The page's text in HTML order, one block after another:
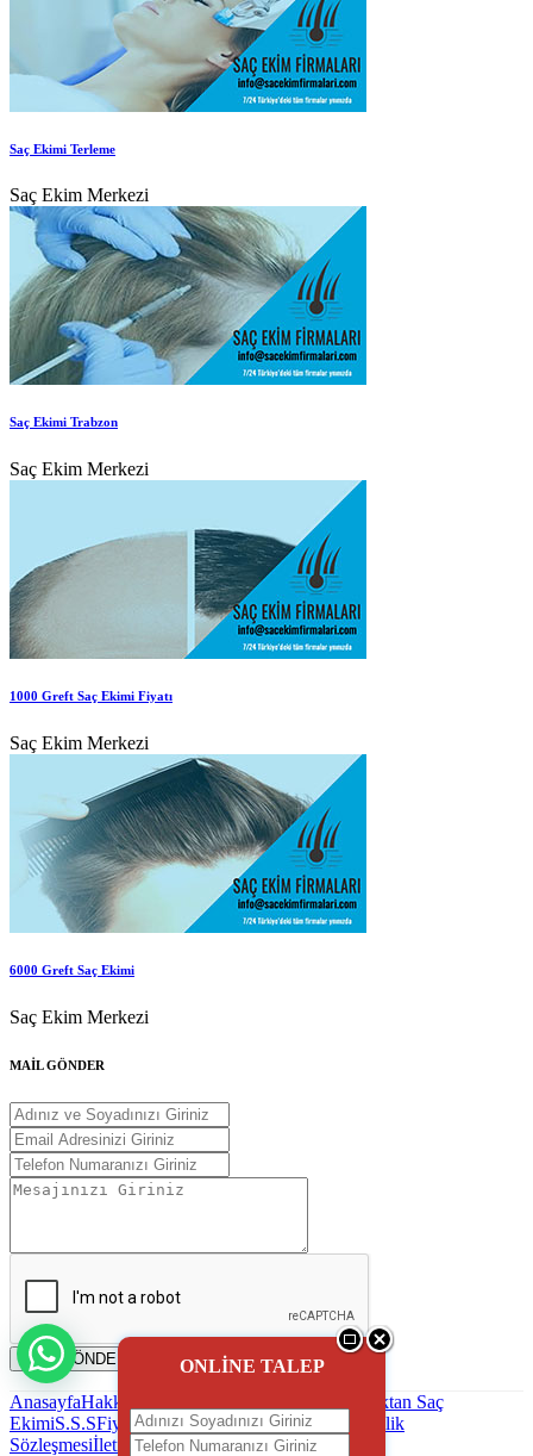
Saç Ekimi Terleme
Saç Ekim Merkezi
Saç Ekimi Trabzon
Saç Ekim Merkezi
1000 Greft Saç Ekimi Fiyatı
Saç Ekim Merkezi
6000 Greft Saç Ekimi
Saç Ekim Merkezi
MAİL GÖNDER
MAİL GÖNDER
AnasayfaHakkımızda
Uzaktan Saç
EkimiS.S.SFiyatlandırmaReklam uygulaması
Gizlilik
Sözleşmesiİletişim
ONLİNE TALEP